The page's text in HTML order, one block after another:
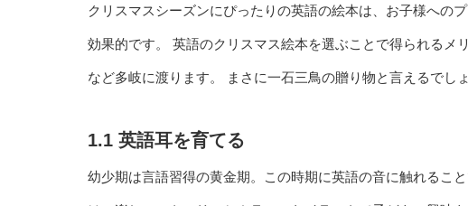
クリスマスシーズンにぴったりの英語の絵本は、お子様への
効果的です。 英語のクリスマス絵本を選ぶことで得られるメリ
など多岐に渡ります。 まさに一石三鳥の贈り物と言えるでしょ
1.1 英語耳を育てる
幼少期は言語習得の黄金期。この時期に英語の音に触れること